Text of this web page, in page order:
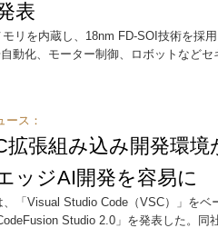
表
リを内蔵し、18nm FD-SOI技術を採
動化、モーター制御、ロボットなど
ース：
拡張組み込み開発環境
ッジAI開発を容易に
「Visual Studio Code（VSC）」をベ
Studio 2.0」を発表した。同